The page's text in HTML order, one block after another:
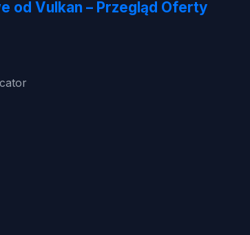
od Vulkan – Przegląd Oferty